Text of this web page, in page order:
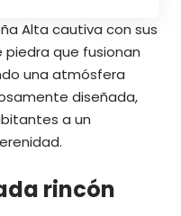
Alta cautiva con sus
piedra que fusionan
una atmósfera
diseñada,
a un
rincón